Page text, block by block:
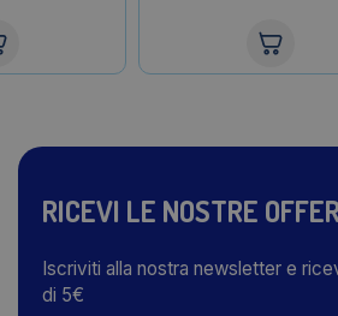
RICEVI LE NOSTRE
Iscriviti alla nostra newsletter e
di 5€